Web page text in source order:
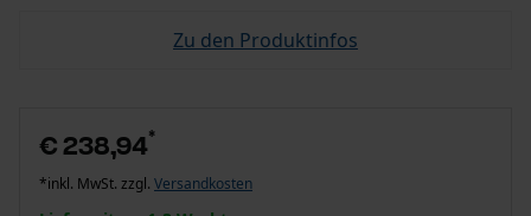
Zu den Produktinfos
€ 238,94*
*inkl. MwSt. zzgl. Versandkosten